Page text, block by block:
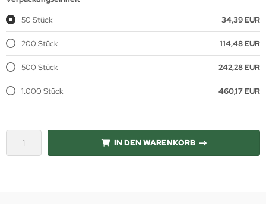
50 Stück 34,39 EUR
200 Stück 114,48 EUR
500 Stück 242,28 EUR
1.000 Stück 460,17 EUR
IN DEN WARENKORB